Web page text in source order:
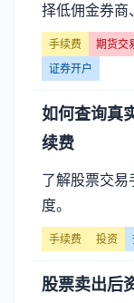
择低佣金券商
手续费 期货交
证券开户
如何查询真
续费
了解股票交易
度。
手续费 投资
股票卖出后